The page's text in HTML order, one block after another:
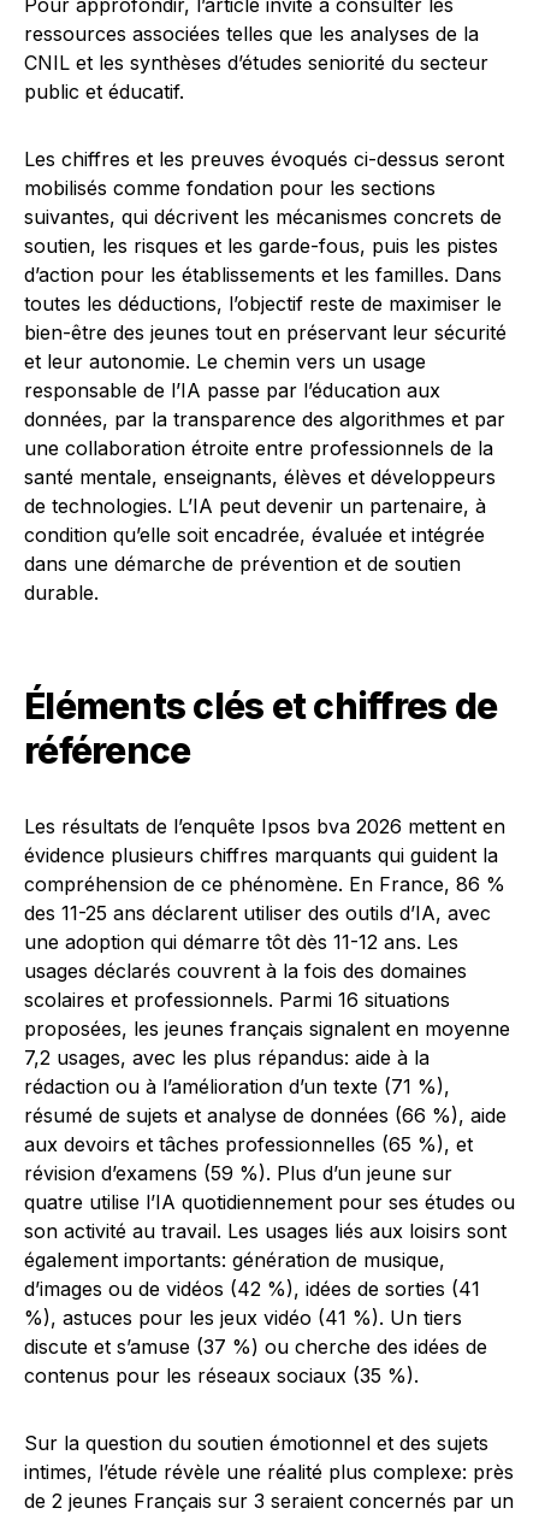
Pour approfondir, l’article invite à consulter les
ressources associées telles que les analyses de la
CNIL et les synthèses d’études seniorité du secteur
public et éducatif.
Les chiffres et les preuves évoqués ci-dessus seront
mobilisés comme fondation pour les sections
suivantes, qui décrivent les mécanismes concrets de
soutien, les risques et les garde-fous, puis les pistes
d’action pour les établissements et les familles. Dans
toutes les déductions, l’objectif reste de maximiser le
bien-être des jeunes tout en préservant leur sécurité
et leur autonomie. Le chemin vers un usage
responsable de l’IA passe par l’éducation aux
données, par la transparence des algorithmes et par
une collaboration étroite entre professionnels de la
santé mentale, enseignants, élèves et développeurs
de technologies. L’IA peut devenir un partenaire, à
condition qu’elle soit encadrée, évaluée et intégrée
dans une démarche de prévention et de soutien
durable.
Éléments clés et chiffres de
référence
Les résultats de l’enquête Ipsos bva 2026 mettent en
évidence plusieurs chiffres marquants qui guident la
compréhension de ce phénomène. En France, 86 %
des 11-25 ans déclarent utiliser des outils d’IA, avec
une adoption qui démarre tôt dès 11-12 ans. Les
usages déclarés couvrent à la fois des domaines
scolaires et professionnels. Parmi 16 situations
proposées, les jeunes français signalent en moyenne
7,2 usages, avec les plus répandus: aide à la
rédaction ou à l’amélioration d’un texte (71 %),
résumé de sujets et analyse de données (66 %), aide
aux devoirs et tâches professionnelles (65 %), et
révision d’examens (59 %). Plus d’un jeune sur
quatre utilise l’IA quotidiennement pour ses études ou
son activité au travail. Les usages liés aux loisirs sont
également importants: génération de musique,
d’images ou de vidéos (42 %), idées de sorties (41
%), astuces pour les jeux vidéo (41 %). Un tiers
discute et s’amuse (37 %) ou cherche des idées de
contenus pour les réseaux sociaux (35 %).
Sur la question du soutien émotionnel et des sujets
intimes, l’étude révèle une réalité plus complexe: près
de 2 jeunes Français sur 3 seraient concernés par un